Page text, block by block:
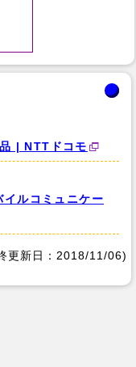
| NTTドコモ
ルコミュニケー
更新日：2018/11/06)